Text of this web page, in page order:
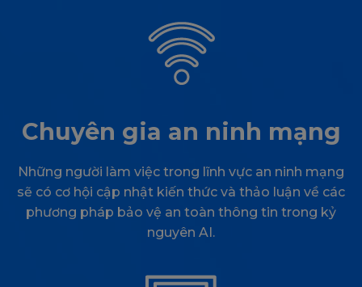
Chuyên gia an ninh mạng
Những người làm việc trong lĩnh vực an ninh mạng
sẽ có cơ hội cập nhật kiến thức và thảo luận về các
phương pháp bảo vệ an toàn thông tin trong kỷ
nguyên AI.